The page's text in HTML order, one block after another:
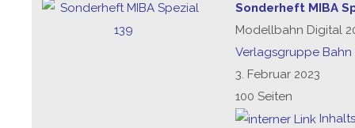
Sonderheft MIBA
Modellbahn Digital
Verlagsgruppe Bahn
3. Februar 2023
100 Seiten